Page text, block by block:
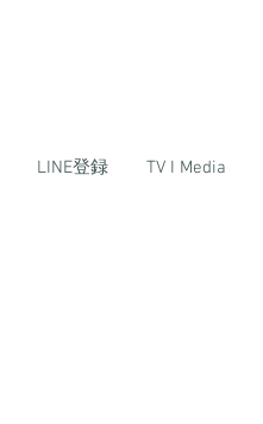
LINE登録 TV I Media